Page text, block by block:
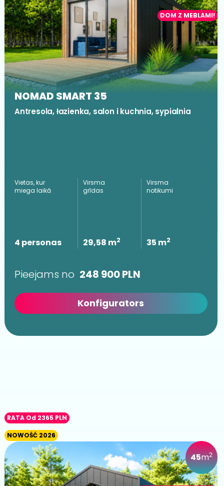
DOM Z MEBLAMI!
NOMAD SMART 35
Antresola, łazienka, salon i kuchnia, sypialnia
Vietas, kur
miega laikā
4 personas
Virsma
grīdas
29,58 m2
Virsma
notikumi
35 m2
Pieejams no 248 900PLN
Konfigurators
RATA Od 2365 PLN
NOWOŚĆ 2026
45m2